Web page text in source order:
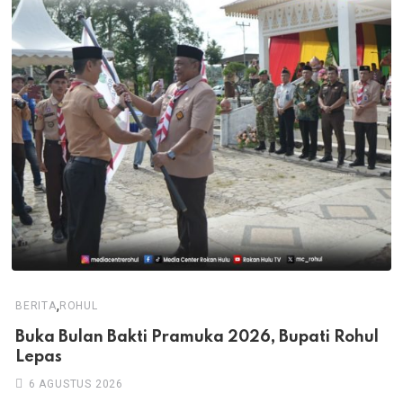
BERITA,ROHUL
Buka Bulan Bakti Pramuka 2026, Bupati Rohul
Lepas
6 AGUSTUS 2026